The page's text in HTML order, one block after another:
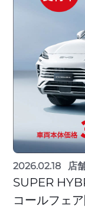
2026.02.18 店
SUPER
コールフェア